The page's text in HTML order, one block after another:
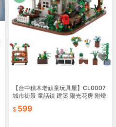
【台中積木老頑童玩具屋】CL0007
城市街景 童話鎮 建築 陽光花房 附燈
599